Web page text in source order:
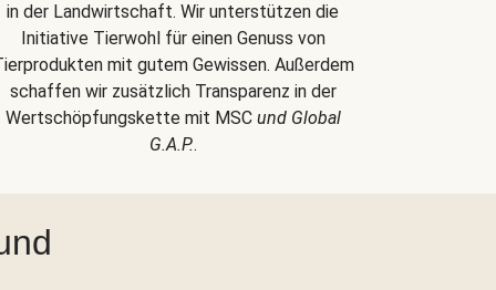
in der Landwirtschaft. Wir unterstützen die
Initiative Tierwohl für einen Genuss von
mit gutem Gewissen. Außerdem
schaffen wir zusätzlich Transparenz in der
Wertschöpfungskette mit MSCund Global
G.A.P..